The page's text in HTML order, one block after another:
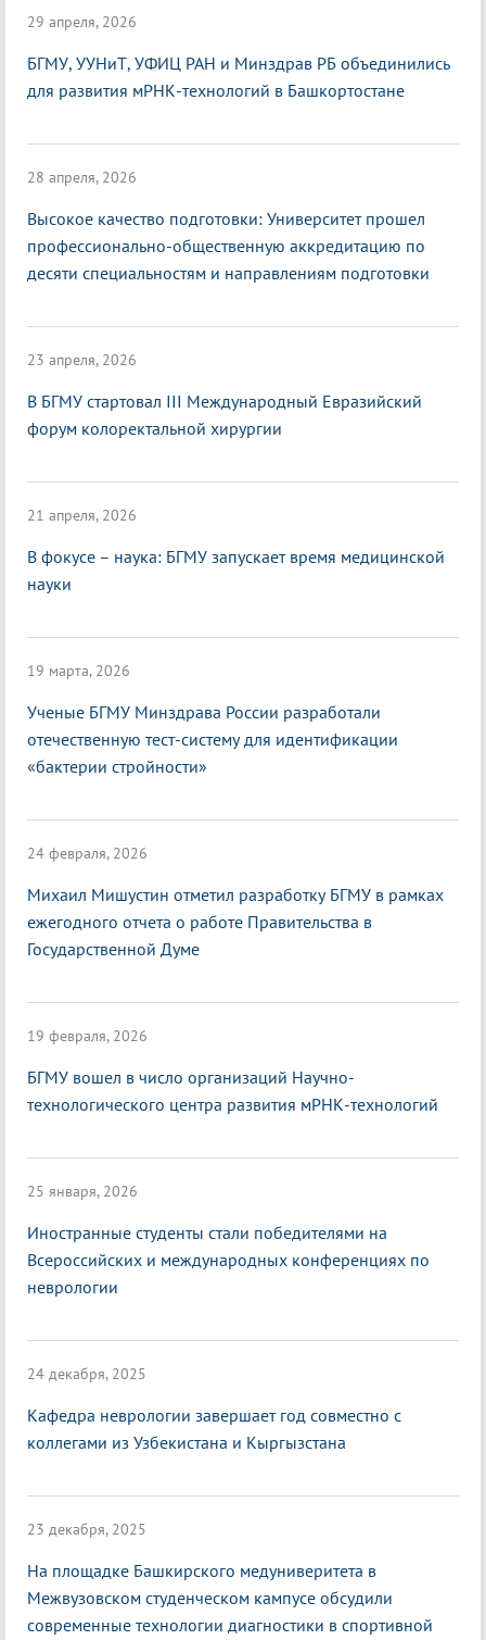
29 апреля, 2026
БГМУ, УУНиТ, УФИЦ РАН и Минздрав РБ объединились
для развития мРНК-технологий в Башкортостане
28 апреля, 2026
Высокое качество подготовки: Университет прошел
профессионально-общественную аккредитацию по
десяти специальностям и направлениям подготовки
23 апреля, 2026
В БГМУ стартовал III Международный Евразийский
форум колоректальной хирургии
21 апреля, 2026
В фокусе – наука: БГМУ запускает время медицинской
науки
19 марта, 2026
Ученые БГМУ Минздрава России разработали
отечественную тест-систему для идентификации
«бактерии стройности»
24 февраля, 2026
Михаил Мишустин отметил разработку БГМУ в рамках
ежегодного отчета о работе Правительства в
Государственной Думе
19 февраля, 2026
БГМУ вошел в число организаций Научно-
технологического центра развития мРНК-технологий
25 января, 2026
Иностранные студенты стали победителями на
Всероссийских и международных конференциях по
неврологии
24 декабря, 2025
Кафедра неврологии завершает год совместно с
коллегами из Узбекистана и Кыргызстана
23 декабря, 2025
На площадке Башкирского медуниверитета в
Межвузовском студенческом кампусе обсудили
современные технологии диагностики в спортивной